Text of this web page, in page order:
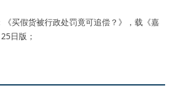
《买假货被行政处罚竟可追偿？》，载《嘉
日版；